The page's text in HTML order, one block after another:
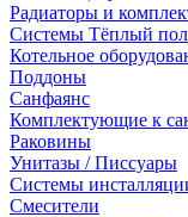
Радиаторы и
Системы Тёплый пол
Котельное
Поддоны
Санфаянс
Комплектующие к
Раковины
Унитазы / Писсуары
Системы
Смесители